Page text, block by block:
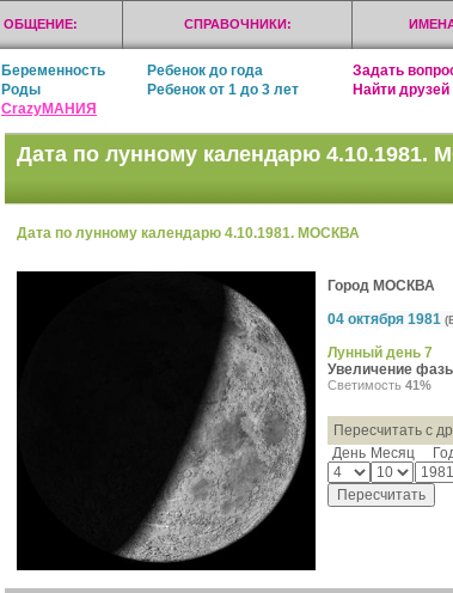
ОБЩЕНИЕ: СПРАВОЧНИКИ:
Беременность Ребенок до года
Задать
Роды
Ребенок от 1 до 3 лет
Найти друзей
CrazyМАНИЯ
Дата по лунному календарю 4.10.1981.
Дата по лунному календарю 4.10.1981. МОСКВА
Город МОСКВА
04 октября 1981
Лунный день 7
Увеличение
Светимость 41%
Пересчитать с
День Месяц